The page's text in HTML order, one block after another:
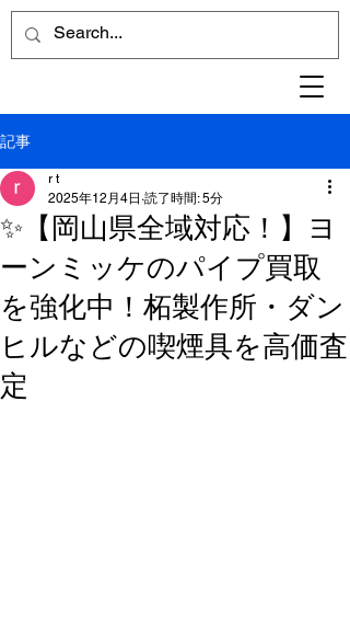
記事
✨【岡山県全域対応！】ヨ
ーンミッケのパイプ買取
を強化中！柘製作所・ダン
ヒルなどの喫煙具を高価査
定
r t
2025年12月4日 読了時間: 5分